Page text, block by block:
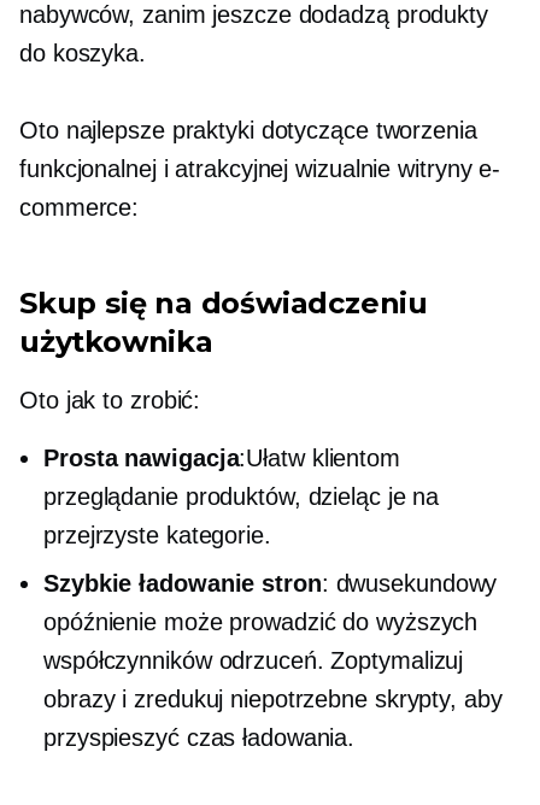
nabywców, zanim jeszcze dodadzą produkty
do koszyka.
Oto najlepsze praktyki dotyczące tworzenia
funkcjonalnej i atrakcyjnej wizualnie witryny e-
commerce:
Skup się na doświadczeniu
użytkownika
Oto jak to zrobić:
Prosta nawigacja:Ułatw klientom
przeglądanie produktów, dzieląc je na
przejrzyste kategorie.
Szybkie ładowanie stron: dwusekundowy
opóźnienie może prowadzić do wyższych
współczynników odrzuceń. Zoptymalizuj
obrazy i zredukuj niepotrzebne skrypty, aby
przyspieszyć czas ładowania.